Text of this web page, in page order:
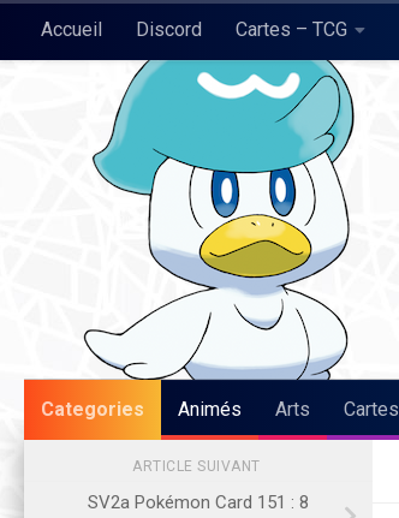
Skip to content
Accueil Discord Cartes – TCG
Pokégraph
Categories Animés Arts Cartes
ARTICLE SUIVANT
SV2a Pokémon Card 151 : 8